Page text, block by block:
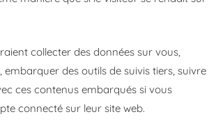
collecter des données sur vous,
embarquer des outils de suivis tiers, suivre
ces contenus embarqués si vous
connecté sur leur site web.